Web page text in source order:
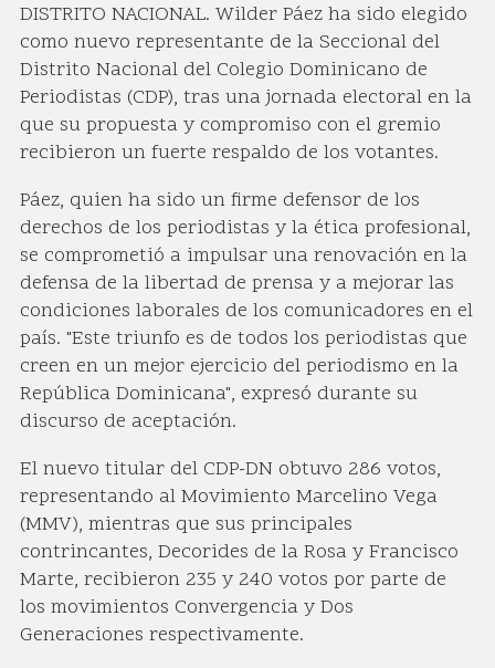
DISTRITO NACIONAL. Wilder Páez ha sido elegido
como nuevo representante de la Seccional del
Distrito Nacional del Colegio Dominicano de
Periodistas (CDP), tras una jornada electoral en la
que su propuesta y compromiso con el gremio
recibieron un fuerte respaldo de los votantes.
Páez, quien ha sido un firme defensor de los
derechos de los periodistas y la ética profesional,
se comprometió a impulsar una renovación en la
defensa de la libertad de prensa y a mejorar las
condiciones laborales de los comunicadores en el
país. "Este triunfo es de todos los periodistas que
creen en un mejor ejercicio del periodismo en la
República Dominicana", expresó durante su
discurso de aceptación.
El nuevo titular del CDP-DN obtuvo 286 votos,
representando al Movimiento Marcelino Vega
(MMV), mientras que sus principales
contrincantes, Decorides de la Rosa y Francisco
Marte, recibieron 235 y 240 votos por parte de
los movimientos Convergencia y Dos
Generaciones respectivamente.